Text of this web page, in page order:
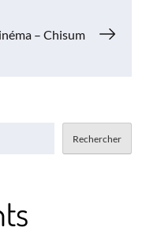
– Chisum
Rechercher